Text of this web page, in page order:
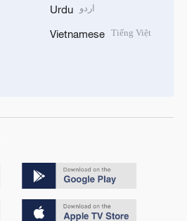
Urdu اردو
Vietnamese Tiếng Việt